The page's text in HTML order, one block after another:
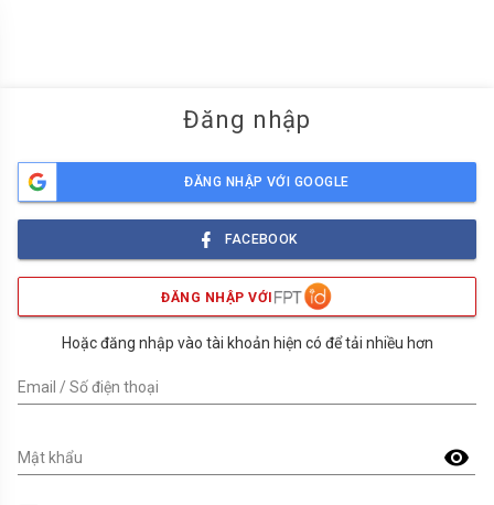
Đăng nhập
ĐĂNG NHẬP VỚI GOOGLE
FACEBOOK
ĐĂNG NHẬP VỚI
Hoặc đăng nhập vào tài khoản hiện có để tải nhiều hơn
Email / Số điện thoại
visibility
Mật khẩu